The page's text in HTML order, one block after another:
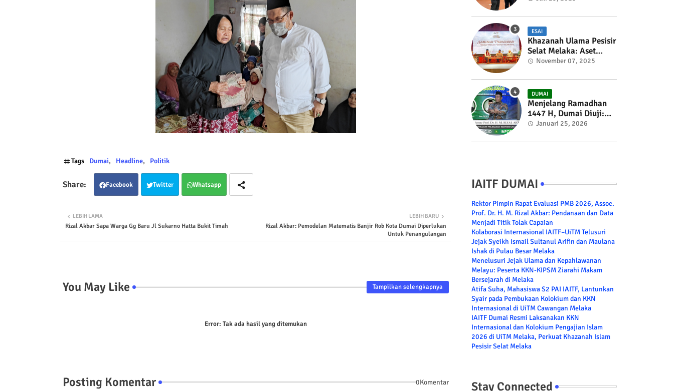
Tags Dumai Headline Politik
Facebook Twitter Whatsapp
LEBIH BARU
Rizal Akbar: Pemodelan Matematis Banjir Rob Kota Dumai Diperlukan
Untuk Penangulangan
LEBIH LAMA
Rizal Akbar Sapa Warga Gg Baru Jl Sukarno Hatta Bukit Timah
You May Like Tampilkan selengkapnya
Error: Tak ada hasil yang ditemukan
Posting Komentar 0Komentar
Selat Melaka
ESAI
Khazanah Ulama Pesisir
Selat Melaka: Aset
Strategis Tamadun
November 07, 2025
DUMAI
Menjelang Ramadhan
1447 H, Dumai Diuji:
Saat APBD Tertahan,
Januari 25, 2026
IAITF DUMAI
Rektor Pimpin Rapat Evaluasi PMB 2026, Assoc.
Prof. Dr. H. M. Rizal Akbar: Pendanaan dan Data
Menjadi Titik Tolak Capaian
Kolaborasi Internasional IAITF–UiTM Telusuri
Jejak Syeikh Ismail Sultanul Arifin dan Maulana
Ishak di Pulau Besar Melaka
Menelusuri Jejak Ulama dan Kepahlawanan
Melayu: Peserta KKN-KIPSM Ziarahi Makam
Bersejarah di Melaka
Atifa Suha, Mahasiswa S2 PAI IAITF, Lantunkan
Syair pada Pembukaan Kolokium dan KKN
Internasional di UiTM Cawangan Melaka
IAITF Dumai Resmi Laksanakan KKN
Internasional dan Kolokium Pengajian Islam
2026 di UiTM Melaka, Perkuat Khazanah Islam
Pesisir Selat Melaka
Stay Connected